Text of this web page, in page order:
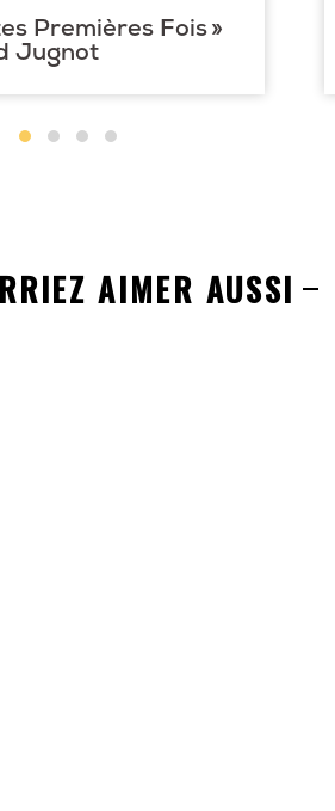
Premières Fois »
Jugnot
AIMER AUSSI